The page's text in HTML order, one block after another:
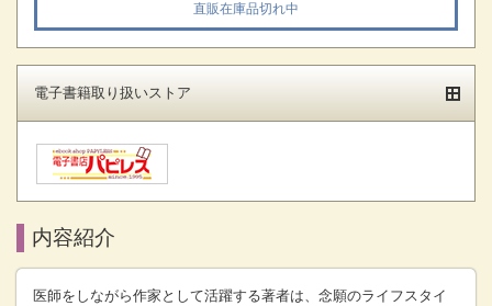
直販在庫品切れ中
電子書籍取り扱いストア
内容紹介
医師をしながら作家として活躍する著者は、念願のライフスタイ